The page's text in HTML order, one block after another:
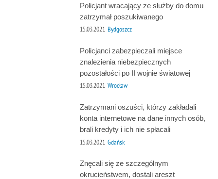
Policjant wracający ze służby do domu
zatrzymał poszukiwanego
15.03.2021 Bydgoszcz
Policjanci zabezpieczali miejsce
znalezienia niebezpiecznych
pozostałości po II wojnie światowej
15.03.2021 Wrocław
Zatrzymani oszuści, którzy zakładali
konta internetowe na dane innych osób,
brali kredyty i ich nie spłacali
15.03.2021 Gdańsk
Znęcali się ze szczególnym
okrucieństwem, dostali areszt